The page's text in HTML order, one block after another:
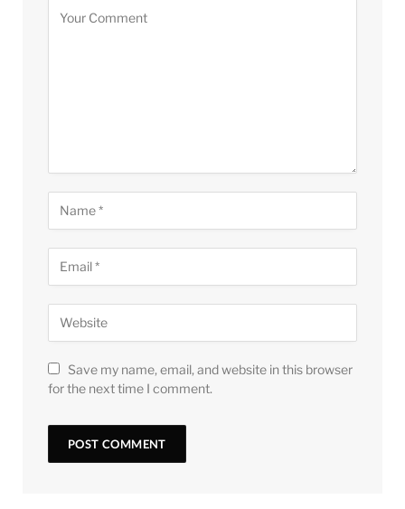
Save my name, email, and website in this browser
for the next time I comment.